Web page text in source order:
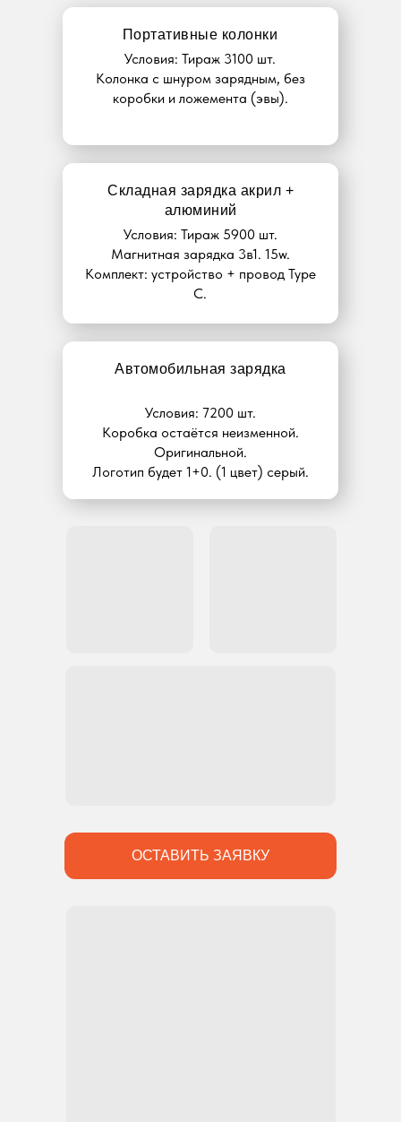
ОСТАВИТЬ ЗАЯВКУ
Портативные колонки
Условия: Тираж 3100 шт.
Колонка с шнуром зарядным, без
коробки и ложемента (эвы).
Складная зарядка акрил +
алюминий
Условия: Тираж 5900 шт.
Магнитная зарядка 3в1. 15w.
Комплект: устройство + провод Type
C.
Автомобильная зарядка
Условия: 7200 шт.
Коробка остаётся неизменной.
Оригинальной.
Логотип будет 1+0. (1 цвет) серый.